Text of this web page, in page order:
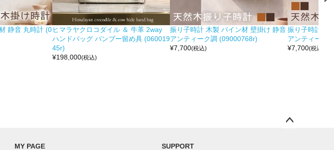
静音 丸時計 (0ヒマラヤクロコダイル ＆ 牛革 2way
ハンドバッグ バンブー留め具 (060019
45r)
¥198,000(税込)
振り子時計 木製 パイン材 壁掛け 静音
アンティーク調 (09000768r)
¥7,700(税込)
振り子時計 木
アンティーク
¥7,700(税込)
MY PAGE
SUPPORT